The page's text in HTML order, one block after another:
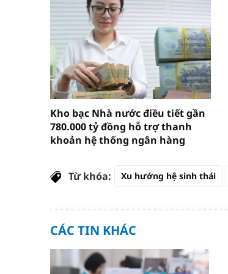
Kho bạc Nhà nước điều tiết gần
780.000 tỷ đồng hỗ trợ thanh
khoản hệ thống ngân hàng
Từ khóa: Xu hướng hệ sinh thái
CÁC TIN KHÁC